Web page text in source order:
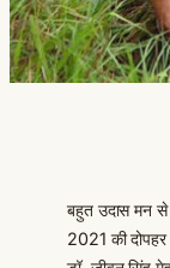
बहुत उदास मन
2021 की